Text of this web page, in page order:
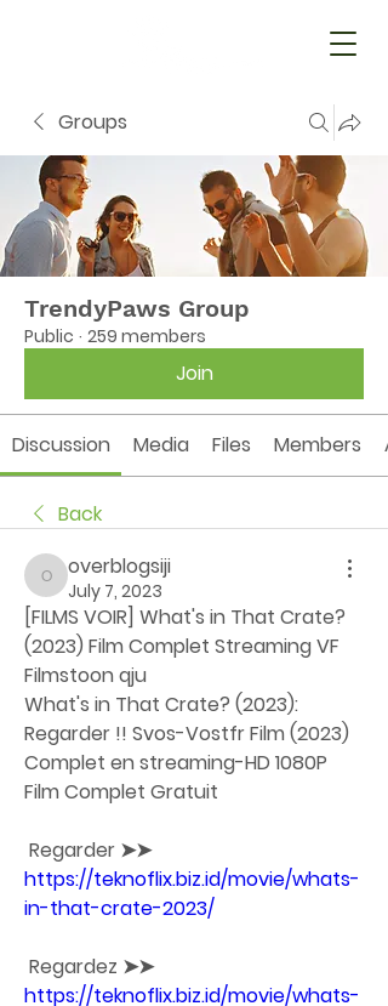
Groups
TrendyPaws Group
Public · 259 members
Join
Discussion Media Files Members
Back
overblogsiji
overblogsiji
July 7, 2023
[FILMS VOIR] What's in That Crate?
(2023) Film Complet Streaming VF
Filmstoon qju
What's in That Crate? (2023):
Regarder !! Svos-Vostfr Film (2023)
Complet en streaming-HD 1080P
Film Complet Gratuit
Regarder ➤➤
https://teknoflix.biz.id/movie/whats-
in-that-crate-2023/
Regardez ➤➤
https://teknoflix.biz.id/movie/whats-